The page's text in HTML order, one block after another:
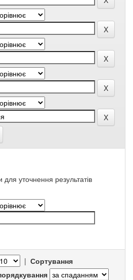
для уточнення результатів
| Сортування